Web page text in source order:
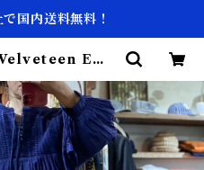
国内送料無料！
Emb
ンド綿 ドレス
【古着 & Vi
販】